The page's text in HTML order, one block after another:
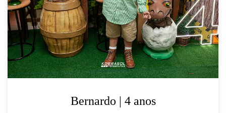
Bernardo | 4 anos